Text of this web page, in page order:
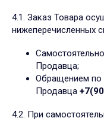
4.1. Заказ Товара
нижеперечисленных
Продавца;
Обращением по
Продавца
4.2. При